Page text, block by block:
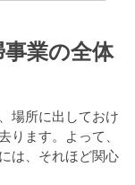
業の全体
場所に出しておけ
ます。よって、
は、それほど関心